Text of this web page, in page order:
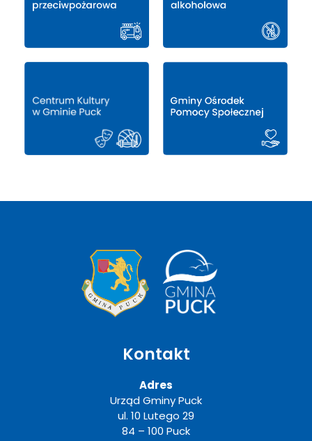
Kontakt
Adres
Urząd Gminy Puck
ul. 10 Lutego 29
84 – 100 Puck